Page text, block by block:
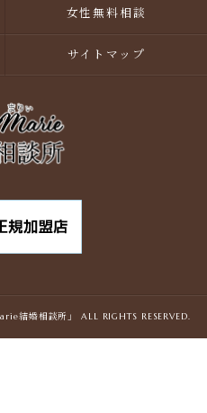
女性無料相談
サイトマップ
結婚相談所」 ALL RIGHTS RESERVED.